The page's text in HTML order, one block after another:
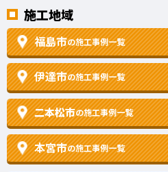
施工地域
福島市の施工事例一覧
伊達市の施工事例一覧
二本松市の施工事例一覧
本宮市の施工事例一覧